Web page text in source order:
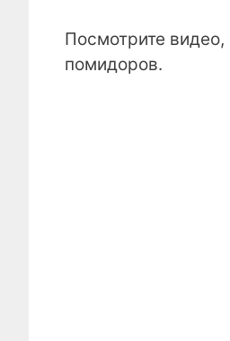
Посмотрите
помидоров.